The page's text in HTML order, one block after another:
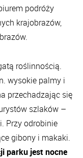
podróży
krajobrazów,
roślinnością.
wysokie palmy i
przechadzając się
szlaków –
Przy odrobinie
gibony i makaki.
parku jest nocne